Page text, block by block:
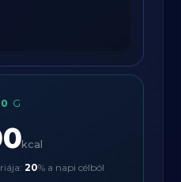
G
kcal
20% a napi célból